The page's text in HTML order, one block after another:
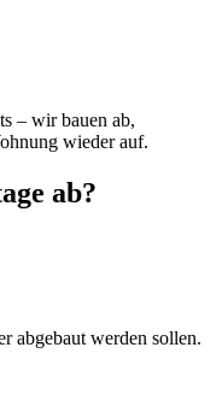
– wir bauen ab,
wieder auf.
ab?
abgebaut werden sollen.